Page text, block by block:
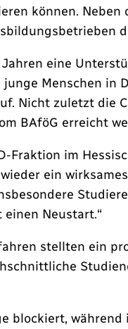
können.
eine
Menschen in
Nicht zuletzt die
BAföG erreicht
Fraktion im
ein
Neustart.“
stellten ein
blockiert,